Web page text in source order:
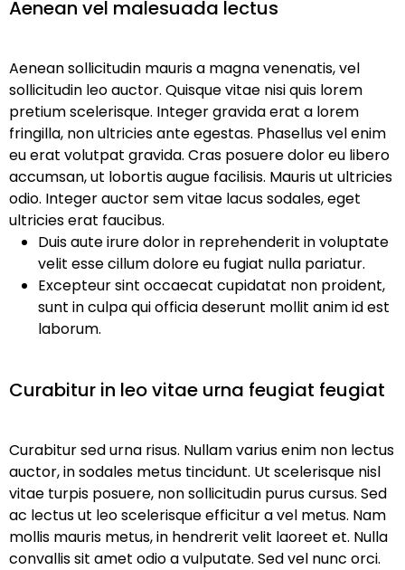
Aenean vel malesuada lectus
Aenean sollicitudin mauris a magna venenatis, vel
sollicitudin leo auctor. Quisque vitae nisi quis lorem
pretium scelerisque. Integer gravida erat a lorem
fringilla, non ultricies ante egestas. Phasellus vel enim
eu erat volutpat gravida. Cras posuere dolor eu libero
accumsan, ut lobortis augue facilisis. Mauris ut ultricies
odio. Integer auctor sem vitae lacus sodales, eget
ultricies erat faucibus.
Duis aute irure dolor in reprehenderit in voluptate
velit esse cillum dolore eu fugiat nulla pariatur.
Excepteur sint occaecat cupidatat non proident,
sunt in culpa qui officia deserunt mollit anim id est
laborum.
Curabitur in leo vitae urna feugiat feugiat
Curabitur sed urna risus. Nullam varius enim non lectus
auctor, in sodales metus tincidunt. Ut scelerisque nisl
vitae turpis posuere, non sollicitudin purus cursus. Sed
ac lectus ut leo scelerisque efficitur a vel metus. Nam
mollis mauris metus, in hendrerit velit laoreet et. Nulla
convallis sit amet odio a vulputate. Sed vel nunc orci.